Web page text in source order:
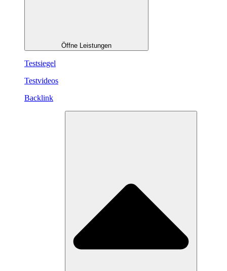
Öffne Leistungen
Testsiegel
Testvideos
Backlink